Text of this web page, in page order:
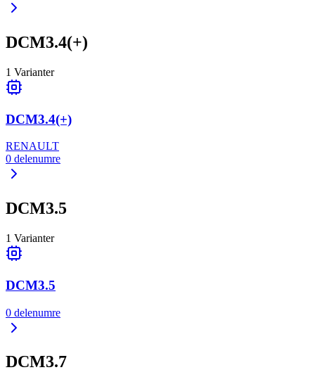
DCM3.4(+)
1 Varianter
DCM3.4(+)
RENAULT
0 delenumre
DCM3.5
1 Varianter
DCM3.5
0 delenumre
DCM3.7